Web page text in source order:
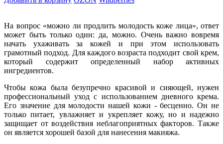
На вопрос «можно ли продлить молодость коже лица», ответ
может быть только один: да, можно. Очень важно вовремя
начать ухаживать за кожей и при этом использовать
грамотный подход. Для каждого возраста подходит свой крем,
который содержит определенный набор активных
ингредиентов.
Чтобы кожа была безупречно красивой и сияющей, нужен
профессиональный уход с использованием дневного крема.
Его значение для молодости нашей кожи - бесценно. Он не
только питает, увлажняет и укрепляет кожу, но и надежно
защищает от воздействия неблагоприятных факторов. Также
он является хорошей базой для нанесения макияжа.